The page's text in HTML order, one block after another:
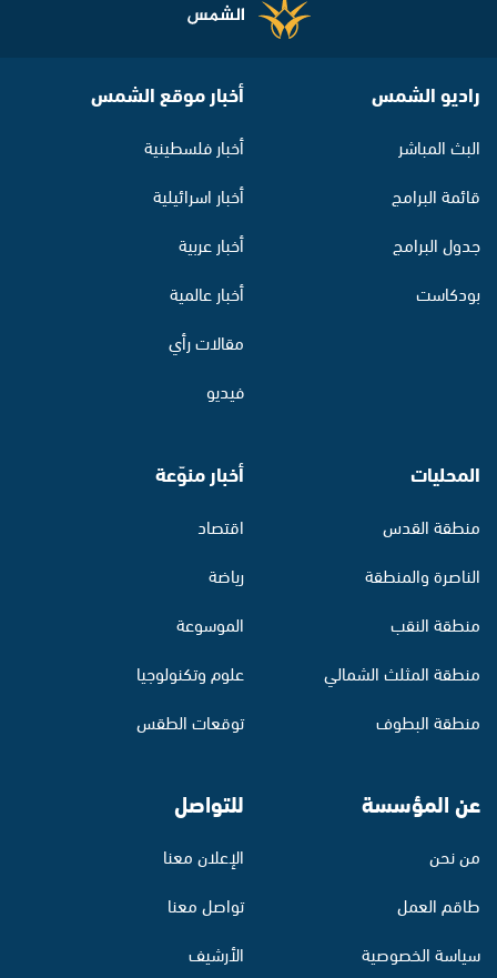
راديو الشمس
البث المباشر
قائمة البرامج
جدول البرامج
بودكاست
أخبار موقع الشمس
أخبار فلسطينية
أخبار اسرائيلية
أخبار عربية
أخبار عالمية
مقالات رأي
فيديو
المحليات
منطقة القدس
الناصرة والمنطقة
منطقة النقب
منطقة المثلث الشمالي
منطقة البطوف
أخبار منوّعة
اقتصاد
رياضة
الموسوعة
علوم وتكنولوجيا
توقعات الطقس
عن المؤسسة
من نحن
طاقم العمل
سياسة الخصوصية
للتواصل
الإعلان معنا
تواصل معنا
الأرشيف